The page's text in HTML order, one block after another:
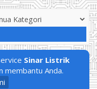
Sinar Listrik
membantu Anda.